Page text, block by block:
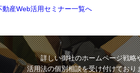
動産Web活用セミナー一覧へ
詳しい御社のホームページ戦略
活用法の個別相談を受け付けており